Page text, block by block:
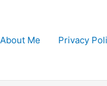
About Me Privacy